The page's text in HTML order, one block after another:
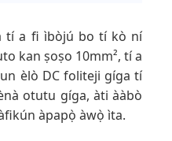
tí a fi ìbòjú bo tí kò ní
kan ṣoṣo 10mm², tí a
èlò DC foliteji gíga tí
otutu gíga, àti ààbò
àpapọ̀ àwọ̀ ìta.